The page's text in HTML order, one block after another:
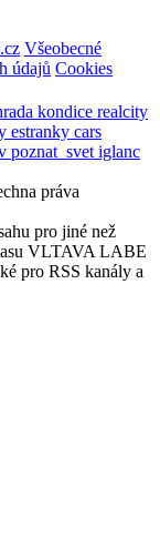
Všeobecné
údajů Cookies
kondice realcity
estranky cars
poznat_svet iglanc
práva
pro jiné než
VLTAVA LABE
pro RSS kanály a